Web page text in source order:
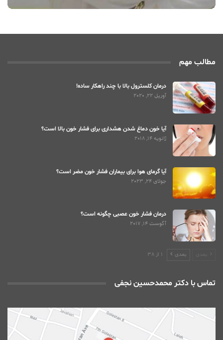
مطالب مهم
درمان کلسترول بالا با چند راهکار ساده!
آوریل 22, 2020
آیا خون دماغ شدن هشداری برای فشار خون بالا است؟
ژانویه 14, 2018
آیا گرمای هوا برای بیماران فشار خون مضر است؟
جولای 24, 2023
درمان فشار خون عصبی چگونه است؟
آگوست 14, 2017
بعدی بعدی 1 از 38
تماس با دکتر محمدحسین نجفی